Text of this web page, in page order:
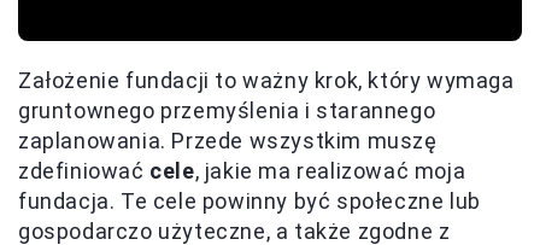
Założenie fundacji to ważny krok, który wymaga
gruntownego przemyślenia i starannego
zaplanowania. Przede wszystkim muszę
zdefiniować cele, jakie ma realizować moja
fundacja. Te cele powinny być społeczne lub
gospodarczo użyteczne, a także zgodne z